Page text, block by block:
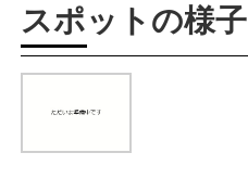
スポットの様子